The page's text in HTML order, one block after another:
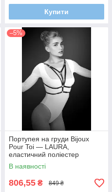
Купити
–5%
Портупея на груди Bijoux
Pour Toi — LAURA,
еластичний поліестер
В наявності
806,55 ₴ 849 ₴